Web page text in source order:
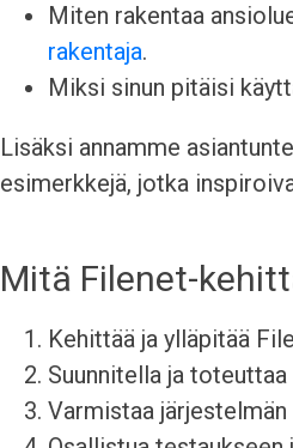
Miten rakentaa
rakentaja.
Miksi sinun pitäisi
Lisäksi annamme
esimerkkejä, jotka
Mitä Filenet-
Kehittää ja ylläpitää
Suunnitella ja
Varmistaa